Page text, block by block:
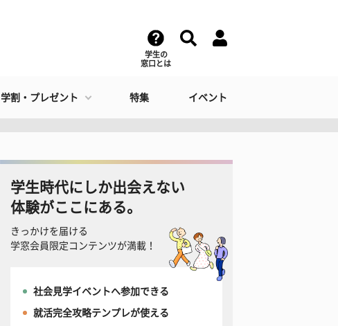
学生の
窓口とは
学割・プレゼント 特集 イベント
学生時代にしか出会えない
体験がここにある。
きっかけを届ける
学窓会員限定コンテンツが満載！
社会見学イベントへ参加できる
就活完全攻略テンプレが使える